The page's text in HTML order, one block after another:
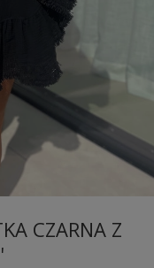
CZARNA Z